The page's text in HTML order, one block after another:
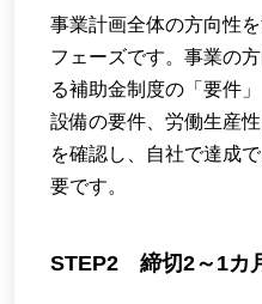
事業計画全体の方向性
フェーズです。事業の
る補助金制度の「要件
設備の要件、労働生産
を確認し、自社で達成
要です。
STEP2 締切2～1カ